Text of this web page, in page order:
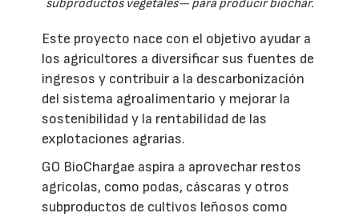
subproductos vegetales— para producir biochar.
Este proyecto nace con el objetivo ayudar a
los agricultores a diversificar sus fuentes de
ingresos y contribuir a la descarbonización
del sistema agroalimentario y mejorar la
sostenibilidad y la rentabilidad de las
explotaciones agrarias.
GO BioChargae aspira a aprovechar restos
agrícolas, como podas, cáscaras y otros
subproductos de cultivos leñosos como